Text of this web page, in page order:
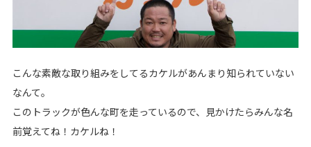
こんな素敵な取り組みをしてるカケルがあんまり知られていない
なんて。
このトラックが色んな町を走っているので、見かけたらみんな名
前覚えてね！カケルね！